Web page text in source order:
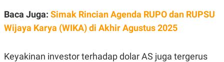
N
C
E
K
M
I
T
Baca Juga: Simak Rincian Agenda RUPO dan RUPSU
Wijaya Karya (WIKA) di Akhir Agustus 2025
Keyakinan investor terhadap dolar AS juga tergerus